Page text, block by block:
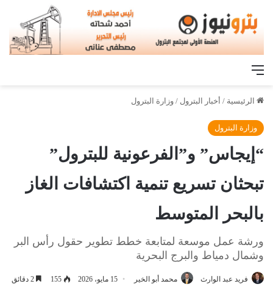
القائمة
الرئيسية / أخبار البترول / وزارة البترول
وزارة البترول
“إيجاس” و”الفرعونية للبترول”
تبحثان تسريع تنمية اكتشافات الغاز
بالبحر المتوسط
ورشة عمل موسعة لمتابعة خطط تطوير حقول رأس البر
وشمال دمياط والبرج البحرية
فريد عبد الوارث محمد أبو الخير 15 مايو، 2026 155